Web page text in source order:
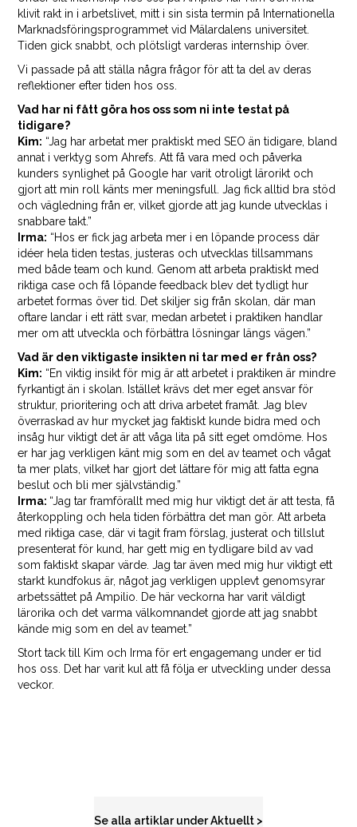
klivit rakt in i arbetslivet, mitt i sin sista termin på Internationella
Marknadsföringsprogrammet vid Mälardalens universitet.
Tiden gick snabbt, och plötsligt varderas internship över.
Vi passade på att ställa några frågor för att ta del av deras
reflektioner efter tiden hos oss.
Vad har ni fått göra hos oss som ni inte testat på
tidigare?
Kim: “Jag har arbetat mer praktiskt med SEO än tidigare, bland
annat i verktyg som Ahrefs. Att få vara med och påverka
kunders synlighet på Google har varit otroligt lärorikt och
gjort att min roll känts mer meningsfull. Jag fick alltid bra stöd
och vägledning från er, vilket gjorde att jag kunde utvecklas i
snabbare takt.”
Irma: “Hos er fick jag arbeta mer i en löpande process där
idéer hela tiden testas, justeras och utvecklas tillsammans
med både team och kund. Genom att arbeta praktiskt med
riktiga case och få löpande feedback blev det tydligt hur
arbetet formas över tid. Det skiljer sig från skolan, där man
oftare landar i ett rätt svar, medan arbetet i praktiken handlar
mer om att utveckla och förbättra lösningar längs vägen.”
Vad är den viktigaste insikten ni tar med er från oss?
Kim: “En viktig insikt för mig är att arbetet i praktiken är mindre
fyrkantigt än i skolan. Istället krävs det mer eget ansvar för
struktur, prioritering och att driva arbetet framåt. Jag blev
överraskad av hur mycket jag faktiskt kunde bidra med och
insåg hur viktigt det är att våga lita på sitt eget omdöme. Hos
er har jag verkligen känt mig som en del av teamet och vågat
ta mer plats, vilket har gjort det lättare för mig att fatta egna
beslut och bli mer självständig.”
Irma: “Jag tar framförallt med mig hur viktigt det är att testa, få
återkoppling och hela tiden förbättra det man gör. Att arbeta
med riktiga case, där vi tagit fram förslag, justerat och tillslut
presenterat för kund, har gett mig en tydligare bild av vad
som faktiskt skapar värde. Jag tar även med mig hur viktigt ett
starkt kundfokus är, något jag verkligen upplevt genomsyrar
arbetssättet på Ampilio. De här veckorna har varit väldigt
lärorika och det varma välkomnandet gjorde att jag snabbt
kände mig som en del av teamet.”
Stort tack till Kim och Irma för ert engagemang under er tid
hos oss. Det har varit kul att få följa er utveckling under dessa
veckor.
Se alla artiklar under Aktuellt >